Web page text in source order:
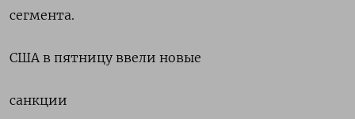
сегмента.
США в пятницу ввели новые
санкции